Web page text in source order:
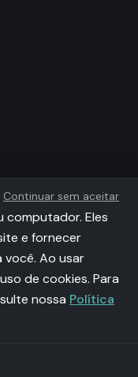
Continuar sem aceitar
computador. Eles
e fornecer
você. Ao usar
de cookies. Para
nossa Política